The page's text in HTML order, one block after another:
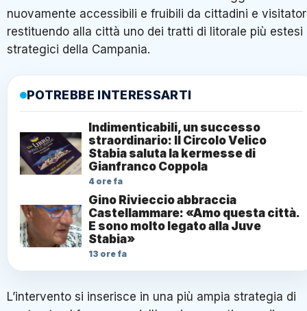
nuovamente accessibili e fruibili da cittadini e
restituendo alla città uno dei tratti di litorale più estesi
strategici della Campania.
POTREBBE INTERESSARTI
Indimenticabili, un successo
straordinario: Il Circolo Velico
Stabia saluta la kermesse di
Gianfranco Coppola
4 ore fa
Gino Rivieccio abbraccia
Castellammare: «Amo questa città.
E sono molto legato alla Juve
Stabia»
13 ore fa
L’intervento si inserisce in una più ampia strategia di